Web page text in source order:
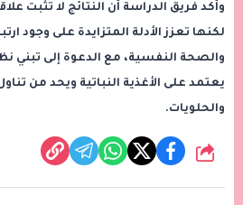
وأكد فريق الدراسة أن النتائج لا تثبت
لكنها تعزز الأدلة المتزايدة على وجود
والصحة النفسية، مع الدعوة إلى تبني
يعتمد على الأغذية النباتية ويحد من
والحلويات.
شارك